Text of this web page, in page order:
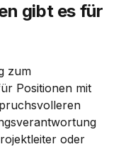
gibt es für
zum
Positionen mit
oder